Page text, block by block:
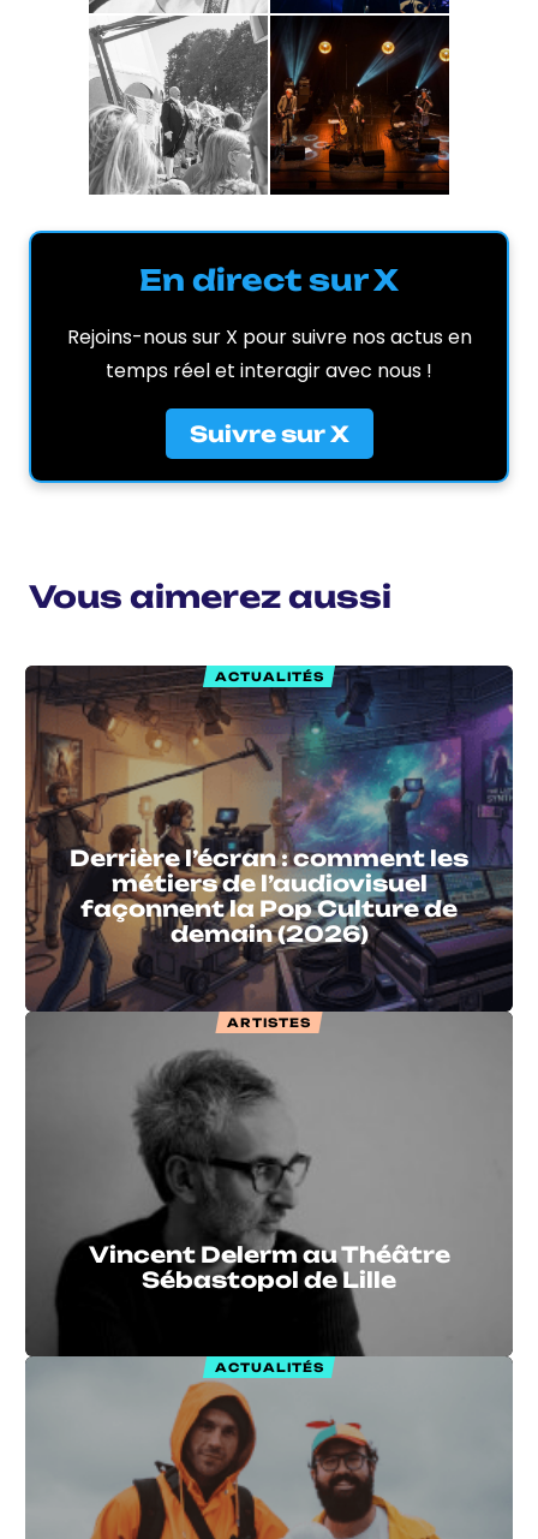
En direct sur X
Rejoins-nous sur X pour suivre nos actus en
temps réel et interagir avec nous !
Suivre sur X
Vous aimerez aussi
ACTUALITÉS
Derrière l’écran : comment les
métiers de l’audiovisuel
façonnent la Pop Culture de
demain (2026)
ARTISTES
Vincent Delerm au Théâtre
Sébastopol de Lille
ACTUALITÉS